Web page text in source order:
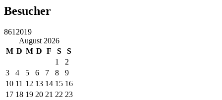
Besucher
8612019
August 2026
M D M D F S S
1
2
3
4 5 6 7 8
9
10 11 12 13 14 15 16
17 18 19 20 21 22 23